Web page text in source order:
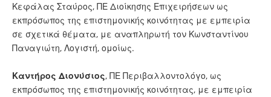
Κεφάλας Σταύρος, ΠΕ Διοίκησης Επιχειρήσεων ως
εκπρόσωπος της επιστημονικής κοινότητας με εμπειρία
σε σχετικά θέματα, με αναπληρωτή τον Κωνσταντίνου
Παναγιώτη, Λογιστή, ομοίως.
Καντήρος Διονύσιος, ΠΕ Περιβαλλοντολόγο, ως
εκπρόσωπος της επιστημονικής κοινότητας, με εμπειρία